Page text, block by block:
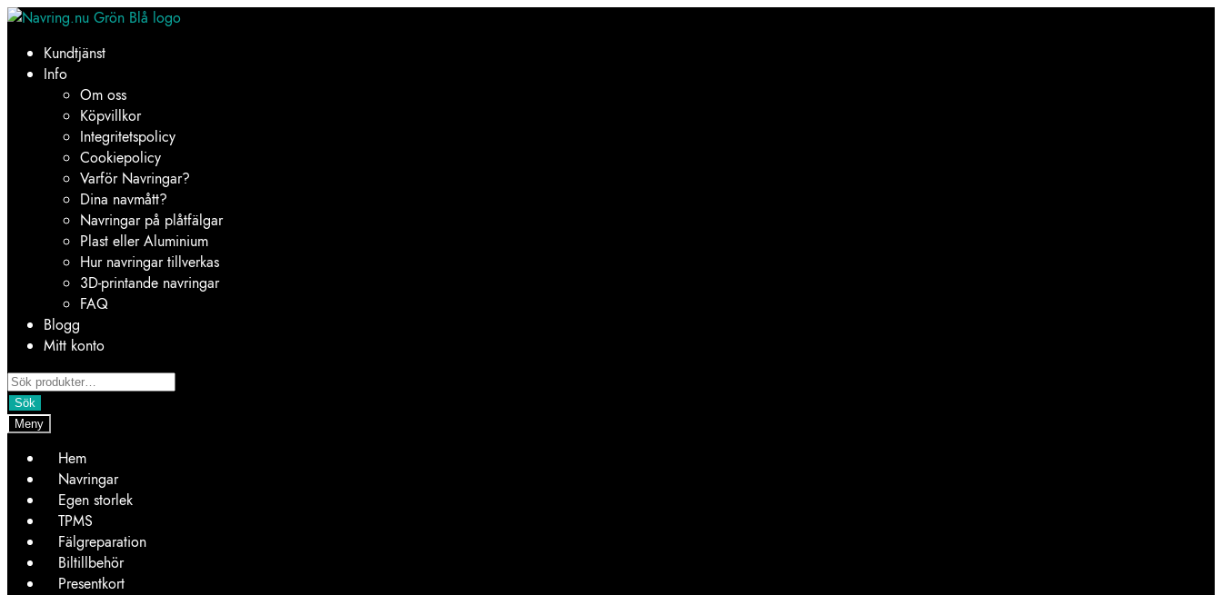
Hoppa
navigering
Hoppa
innehållKundtjänst
Info
Om oss
Köpvillkor
Integritetspolicy
Cookiepolicy
Varför Navringar?
Dina navmått?
Navringar på plåtfälgar
Plast eller Aluminium
Hur navringar tillverkas
3D-printande navringar
FAQ
Blogg
Mitt konto
Products
search
Sök
Meny
Hem
Navringar
Egen storlek
TPMS
Fälgreparation
Biltillbehör
Presentkort